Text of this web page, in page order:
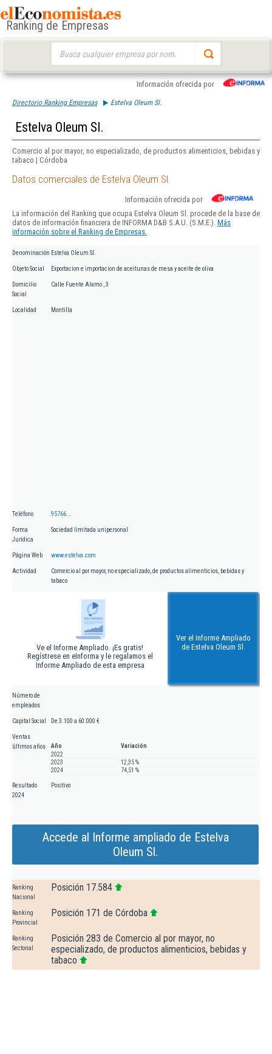
Ranking de Empresas
Información ofrecida por
Directorio Ranking Empresas Estelva Oleum Sl.
Estelva Oleum Sl.
Comercio al por mayor, no especializado, de productos alimenticios, bebidas y
tabaco | Córdoba
Datos comerciales de Estelva Oleum Sl.
Información ofrecida por
La información del Ranking que ocupa Estelva Oleum Sl. procede de la base de
datos de información financiera de INFORMA D&B S.A.U. (S.M.E.). Más
información sobre el Ranking de Empresas.
Denominación Estelva Oleum Sl.
Objeto Social Exportacion e importacion de aceitunas de mesa y aceite de oliva
Domicilio
Social
Calle Fuente Alamo , 3
Localidad Montilla
Teléfono 95766...
Forma
Jurídica
Sociedad limitada unipersonal
Página Web www.estelva.com
Actividad
Comercio al por mayor, no especializado, de productos alimenticios, bebidas y
tabaco
Ve el Informe Ampliado. ¡Es gratis!
Regístrese en eInforma y le regalamos el
Informe Ampliado de esta empresa
Ver el Informe Ampliado
de Estelva Oleum Sl.
Número de
empleados
Capital Social De 3.100 a 60.000 €
Ventas
últimos años
Año
Variación
2022
2023
12,35 %
2024
74,51 %
Resultado
2024
Positivo
Accede al Informe ampliado de Estelva
Oleum Sl.
Ranking
Nacional
Posición 17.584
Ranking
Provincial
Posición 171 de Córdoba
Ranking
Sectorial
Posición 283 de Comercio al por mayor, no
especializado, de productos alimenticios, bebidas y
tabaco